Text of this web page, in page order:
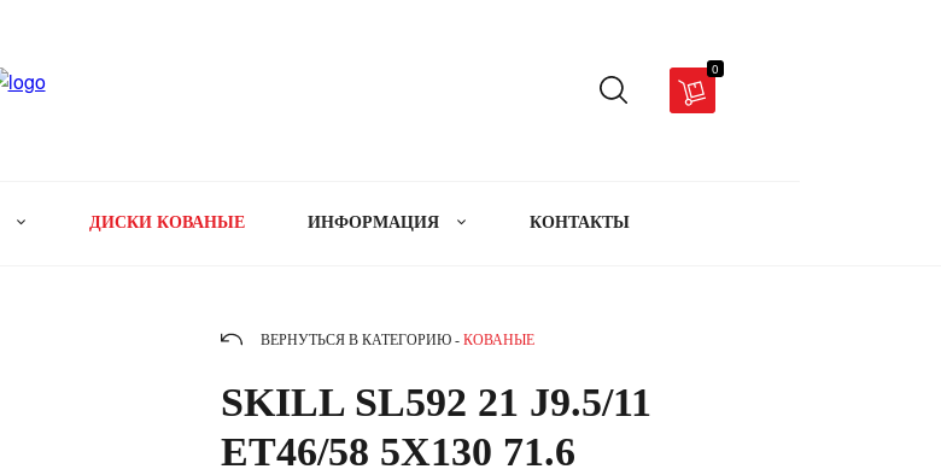
0
ДИСКИ КОВАНЫЕ ИНФОРМАЦИЯ КОНТАКТЫ
ВЕРНУТЬСЯ В КАТЕГОРИЮ - КОВАНЫЕ
SKILL SL592 21 J9.5/11
ET46/58 5X130 71.6